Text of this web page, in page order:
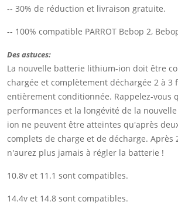
-- 30% de réduction et livraison gratuite.
-- 100% compatible PARROT Bebop 2,
Des astuces:
La nouvelle batterie lithium-ion doit être
chargée et complètement déchargée 2 à 3
entièrement conditionnée. Rappelez-vous
performances et la longévité de la
ion ne peuvent être atteintes qu'après
complets de charge et de décharge. Après
n'aurez plus jamais à régler la batterie !
10.8v et 11.1 sont compatibles.
14.4v et 14.8 sont compatibles.